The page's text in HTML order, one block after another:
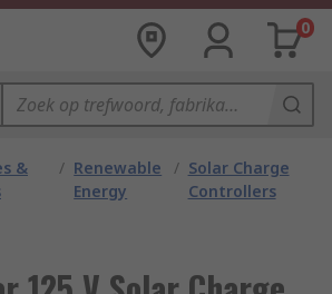
0
&
/ Renewable
Energy
/ Solar Charge
Controllers